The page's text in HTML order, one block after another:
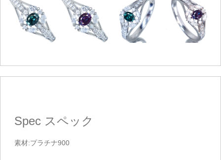
Spec スペック
素材:プラチナ900